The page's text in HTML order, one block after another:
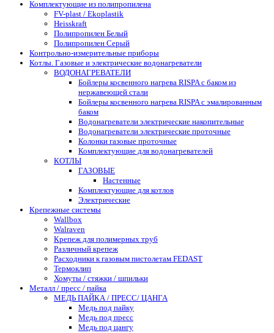
Комплектующие из полипропилена
FV-plast / Ekoplastik
Heisskraft
Полипропилен Белый
Полипропилен Серый
Контрольно-измерительные приборы
Котлы. Газовые и электрические водонагреватели
ВОДОНАГРЕВАТЕЛИ
Бойлеры косвенного нагрева RISPA с баком из
нержавеющей стали
Бойлеры косвенного нагрева RISPA с эмалированным
баком
Водонагреватели электрические накопительные
Водонагреватели электрические проточные
Колонки газовые проточные
Комплектующие для водонагревателей
КОТЛЫ
ГАЗОВЫЕ
Настенные
Комплектующие для котлов
Электрические
Крепежные системы
Wallbox
Walraven
Крепеж для полимерных труб
Различный крепеж
Расходники к газовым пистолетам FEDAST
Термоклип
Хомуты / стяжки / шпильки
Металл / пресс / пайка
МЕДЬ ПАЙКА / ПРЕСС/ ЦАНГА
Медь под пайку
Медь под пресс
Медь под цангу